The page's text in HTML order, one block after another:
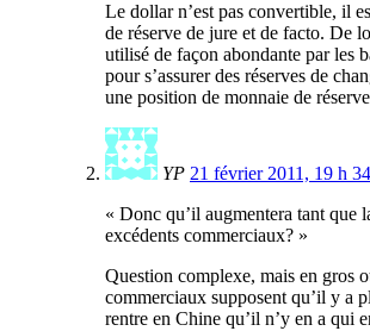
Le dollar n’est pas convertible, il
de réserve de jure et de facto. De
utilisé de façon abondante par les
pour s’assurer des réserves de
une position de monnaie de
YP 21 février 2011, 19 h
« Donc qu’il augmentera tant que
excédents commerciaux? »
Question complexe, mais en gros
commerciaux supposent qu’il y a
rentre en Chine qu’il n’y en a qui